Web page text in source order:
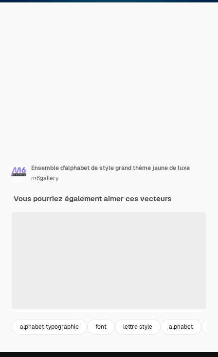
Ensemble d'alphabet de style grand thème jaune de luxe
m6gallery
Vous pourriez également aimer ces vecteurs
alphabet typographie font lettre style alphabet